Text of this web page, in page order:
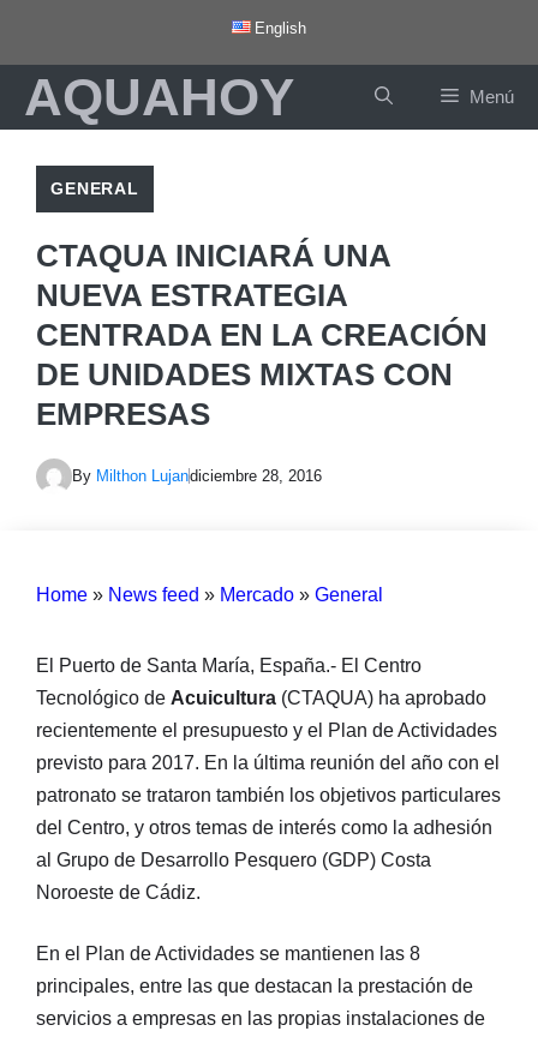
contenido
English
AQUAHOY Menú
GENERAL
CTAQUA INICIARÁ UNA
NUEVA ESTRATEGIA
CENTRADA EN LA CREACIÓN
DE UNIDADES MIXTAS CON
EMPRESAS
By Milthon Lujandiciembre 28, 2016
Home » News feed » Mercado » General
El Puerto de Santa María, España.- El Centro
Tecnológico de Acuicultura (CTAQUA) ha aprobado
recientemente el presupuesto y el Plan de Actividades
previsto para 2017. En la última reunión del año con el
patronato se trataron también los objetivos particulares
del Centro, y otros temas de interés como la adhesión
al Grupo de Desarrollo Pesquero (GDP) Costa
Noroeste de Cádiz.
En el Plan de Actividades se mantienen las 8
principales, entre las que destacan la prestación de
servicios a empresas en las propias instalaciones de